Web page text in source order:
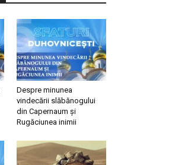
Despre minunea
vindecării slăbănogului
din Capernaum și
Rugăciunea inimii